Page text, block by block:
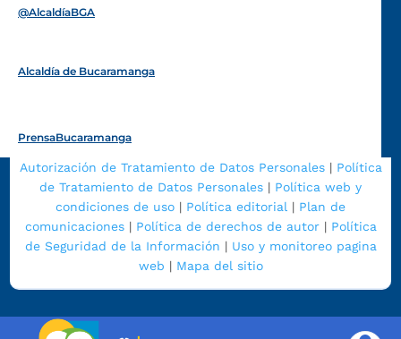
@AlcaldíaBGA
Alcaldía de Bucaramanga
PrensaBucaramanga
Autorización de Tratamiento de Datos Personales| Política
de Tratamiento de Datos Personales | Política web y
condiciones de uso | Política editorial | Plan de
comunicaciones| Política de derechos de autor| Política
de Seguridad de la Información | Uso y monitoreo pagina
web | Mapa del sitio